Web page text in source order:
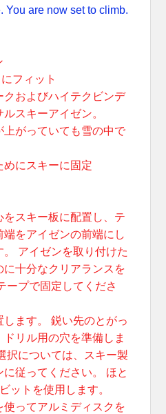
You are now set to climb.
フィット
クおよびハイテクビンデ
スキーアイゼン。
上がっていても雪の中で
めにスキーに固定
スキー板に配置し、テ
をアイゼンの前端にし
アイゼンを取り付けた
に十分なクリアランスを
ープで固定してくださ
ます。 鋭い先のとがっ
リル用の穴を準備しま
択については、スキー製
従ってください。 ほと
ットを使用します。
ってアルミディスクを